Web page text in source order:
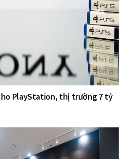
PlayStation, thị trường 7 tỷ